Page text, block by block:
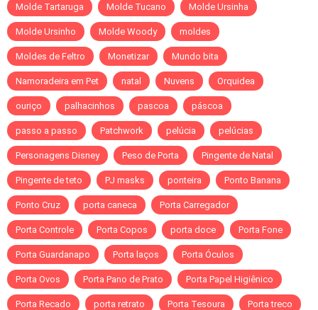
Molde Tartaruga Molde Tucano Molde Ursinha
Molde Ursinho Molde Woody moldes
Moldes de Feltro Monetizar Mundo bita
Namoradeira em Pet natal Nuvens Orquidea
ouriço palhacinhos pascoa páscoa
passo a passo Patchwork pelúcia pelúcias
Personagens Disney Peso de Porta Pingente de Natal
Pingente de teto PJ masks ponteira Ponto Banana
Ponto Cruz porta caneca Porta Carregador
Porta Controle Porta Copos porta doce Porta Fone
Porta Guardanapo Porta laços Porta Óculos
Porta Ovos Porta Pano de Prato Porta Papel Higiênico
Porta Recado porta retrato Porta Tesoura Porta treco